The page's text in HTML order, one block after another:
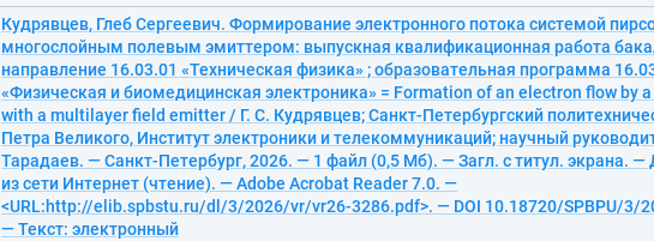
Кудрявцев, Глеб Сергеевич. Формирование электронного потока системой
многослойным полевым эмиттером: выпускная квалификационная работа
направление 16.03.01 «Техническая физика» ; образовательная программа
«Физическая и биомедицинская электроника» = Formation of an electron flow by
with a multilayer field emitter / Г. С. Кудрявцев; Санкт-Петербургский
Петра Великого, Институт электроники и телекоммуникаций; научный
Тарадаев. — Санкт-Петербург, 2026. — 1 файл (0,5 Мб). — Загл. с титул. экрана. —
из сети Интернет (чтение). — Adobe Acrobat Reader 7.0. —
<URL:http://elib.spbstu.ru/dl/3/2026/vr/vr26-3286.pdf>. — DOI 10.18720/SPBPU/3/
— Текст: электронный